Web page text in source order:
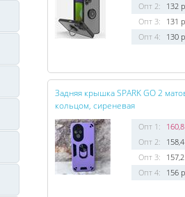
Опт 2:
132
Опт 3:
131
Опт 4:
130
Задняя крышка SPARK GO 2
кольцом, сиреневая
Опт 1:
Опт 2:
Опт 3:
Опт 4:
156